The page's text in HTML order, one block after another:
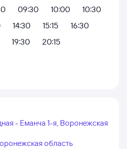
09:30 10:00
10:30
14:30 15:15
16:30
19:30
20:15
- Еманча 1-я, Воронежская
область